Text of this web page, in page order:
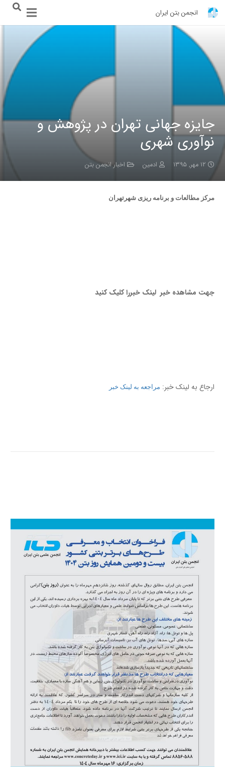
انجمن بتن ایران
جایزه جهانی تهران در پژوهش و
نوآوری شهری
۱۲ مهر, ۱۳۹۵ ادمین اخبار انجمن بتن
مرکز مطالعات و برنامه ریزی شهرتهران
جهت مشاهده خبر لینک خبررا کلیک کنید
ارجاع به لینک خبر: مراجعه به لینک خبر